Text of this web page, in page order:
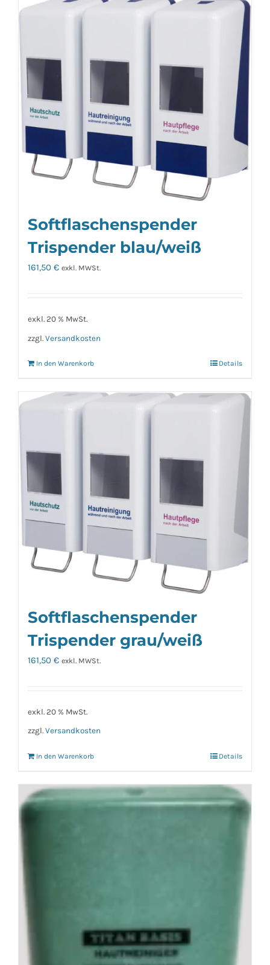
Softflaschenspender
Trispender blau/weiß
161,50 € exkl. MWSt.
exkl. 20 % MwSt.
zzgl. Versandkosten
In den Warenkorb Details
Softflaschenspender
Trispender grau/weiß
161,50 € exkl. MWSt.
exkl. 20 % MwSt.
zzgl. Versandkosten
In den Warenkorb Details